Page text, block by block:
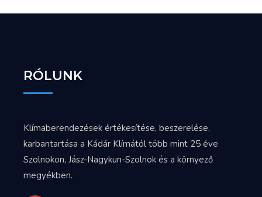
RÓLUNK
Klímaberendezések értékesítése, beszerelése,
karbantartása a Kádár Klímától több mint 25 éve
Szolnokon, Jász-Nagykun-Szolnok és a környező
megyékben.